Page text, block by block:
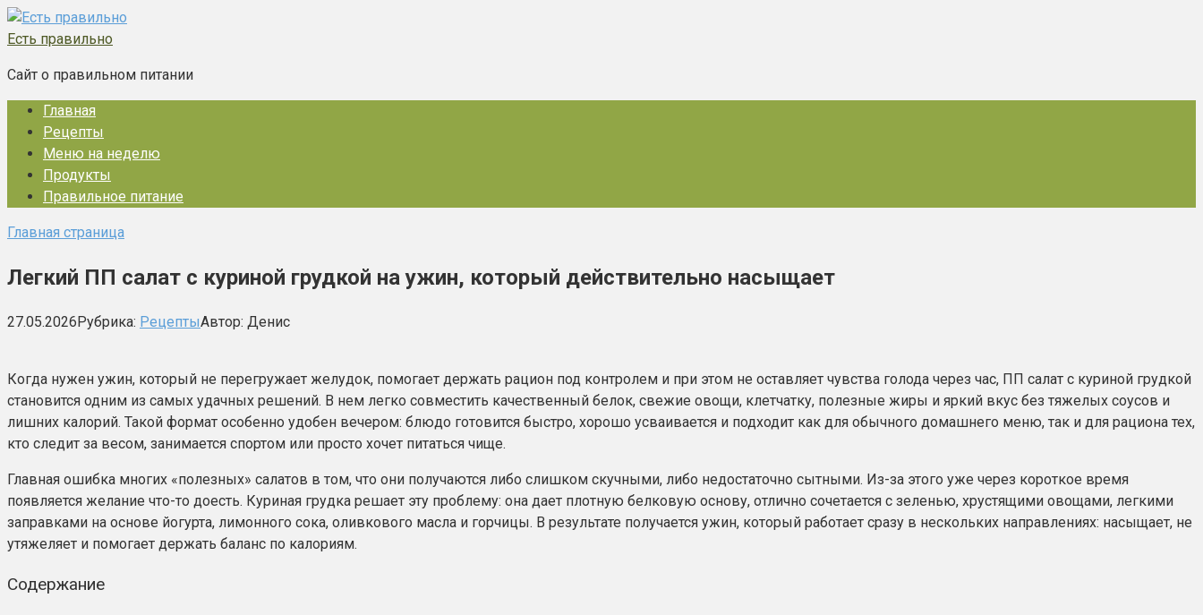
Перейти
к
Есть правильно
Сайт о правильном питании
Главная
Рецепты
Меню на неделю
Продукты
Правильное питание
Главная страница
Легкий ПП салат с куриной грудкой на ужин, который действительно насыщает
27.05.2026Рубрика: РецептыАвтор: Денис
Когда нужен ужин, который не перегружает желудок, помогает держать рацион под контролем и при этом не оставляет чувства голода через час, ПП салат с куриной грудкой
становится одним из самых удачных решений. В нем легко совместить качественный белок, свежие овощи, клетчатку, полезные жиры и яркий вкус без тяжелых соусов и
лишних калорий. Такой формат особенно удобен вечером: блюдо готовится быстро, хорошо усваивается и подходит как для обычного домашнего меню, так и для рациона тех,
кто следит за весом, занимается спортом или просто хочет питаться чище.
Главная ошибка многих «полезных» салатов в том, что они получаются либо слишком скучными, либо недостаточно сытными. Из-за этого уже через короткое время
появляется желание что-то доесть. Куриная грудка решает эту проблему: она дает плотную белковую основу, отлично сочетается с зеленью, хрустящими овощами, легкими
заправками на основе йогурта, лимонного сока, оливкового масла и горчицы. В результате получается ужин, который работает сразу в нескольких направлениях: насыщает, не
утяжеляет и помогает держать баланс по калориям.
Содержание